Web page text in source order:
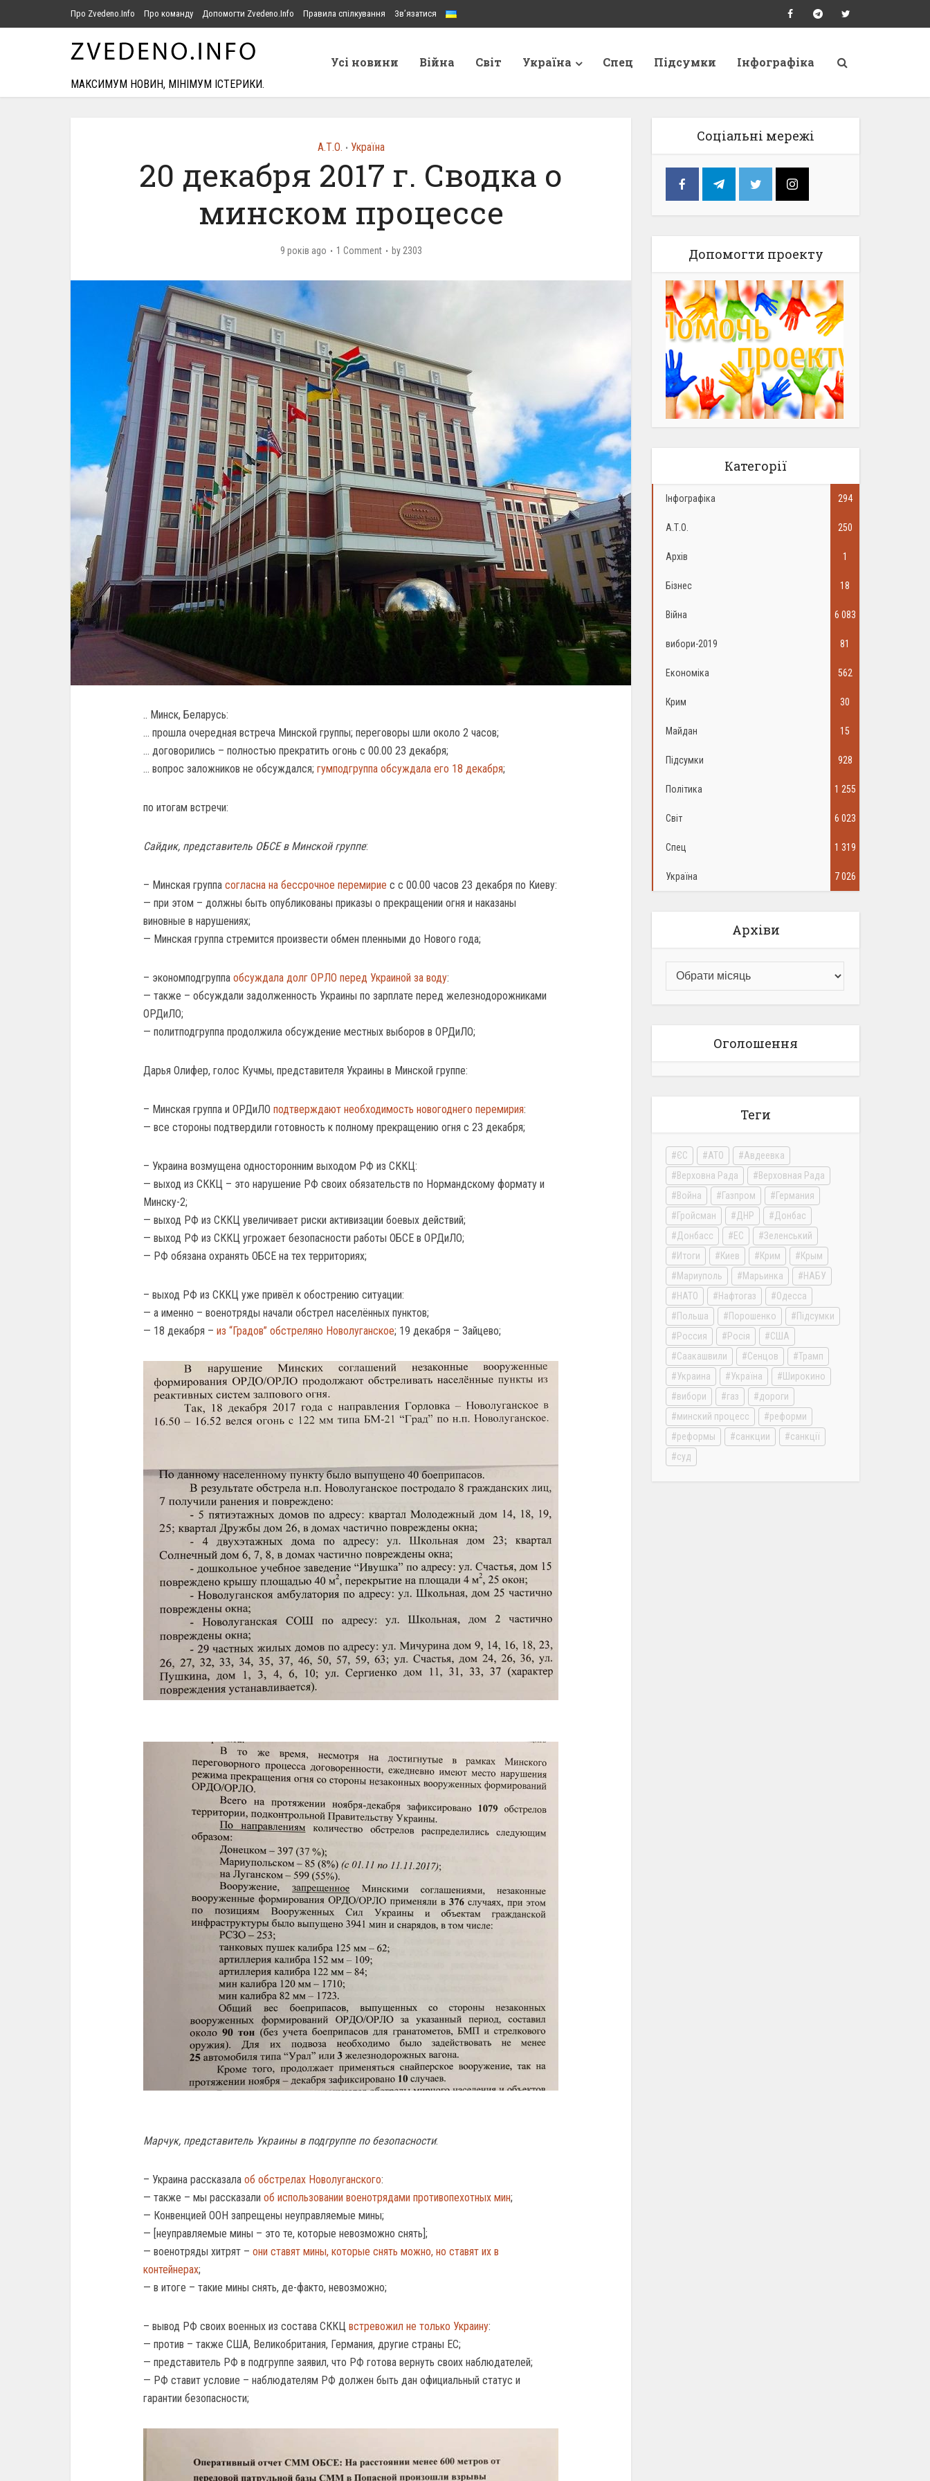
Про Zvedeno.Info Про команду Допомогти Zvedeno.Info Правила спілкування Зв’язатися
МАКСИМУМ НОВИН, МІНІМУМ ІСТЕРИКИ.
Усі новини Війна Світ Україна Спец Підсумки Інфографіка
А.Т.О. • Україна
20 декабря 2017 г. Сводка о
минском процессе
9 років ago 1 Comment by 2303
.. Минск, Беларусь:
… прошла очередная встреча Минской группы; переговоры шли около 2 часов;
… договорились – полностью прекратить огонь с 00.00 23 декабря;
… вопрос заложников не обсуждался; гумподгруппа обсуждала его 18 декабря;
по итогам встречи:
Сайдик, представитель ОБСЕ в Минской группе:
– Минская группа согласна на бессрочное перемирие с с 00.00 часов 23 декабря по Киеву:
— при этом – должны быть опубликованы приказы о прекращении огня и наказаны
виновные в нарушениях;
— Минская группа стремится произвести обмен пленными до Нового года;
– экономподгруппа обсуждала долг ОРЛО перед Украиной за воду:
— также – обсуждали задолженность Украины по зарплате перед железнодорожниками
ОРДиЛО;
— политподгруппа продолжила обсуждение местных выборов в ОРДиЛО;
Дарья Олифер, голос Кучмы, представителя Украины в Минской группе:
– Минская группа и ОРДиЛО подтверждают необходимость новогоднего перемирия:
— все стороны подтвердили готовность к полному прекращению огня с 23 декабря;
– Украина возмущена односторонним выходом РФ из СККЦ:
— выход из СККЦ – это нарушение РФ своих обязательств по Нормандскому формату и
Минску-2;
— выход РФ из СККЦ увеличивает риски активизации боевых действий;
— выход РФ из СККЦ угрожает безопасности работы ОБСЕ в ОРДиЛО;
— РФ обязана охранять ОБСЕ на тех территориях;
– выход РФ из СККЦ уже привёл к обострению ситуации:
— а именно – военотряды начали обстрел населённых пунктов;
— 18 декабря – из “Градов” обстреляно Новолуганское; 19 декабря – Зайцево;
Марчук, представитель Украины в подгруппе по безопасности:
– Украина рассказала об обстрелах Новолуганского:
— также – мы рассказали об использовании военотрядами противопехотных мин;
— Конвенцией ООН запрещены неуправляемые мины;
— [неуправляемые мины – это те, которые невозможно снять];
— военотряды хитрят – они ставят мины, которые снять можно, но ставят их в
контейнерах;
— в итоге – такие мины снять, де-факто, невозможно;
– вывод РФ своих военных из состава СККЦ встревожил не только Украину:
— против – также США, Великобритания, Германия, другие страны ЕС;
— представитель РФ в подгруппе заявил, что РФ готова вернуть своих наблюдателей;
— РФ ставит условие – наблюдателям РФ должен быть дан официальный статус и
гарантии безопасности;
Соціальні мережі
Допомогти проекту
Категорії
Інфографіка 294
А.Т.О. 250
Архів 1
Бізнес 18
Війна 6 083
вибори-2019 81
Економіка 562
Крим 30
Майдан 15
Підсумки 928
Політика 1 255
Світ 6 023
Спец 1 319
Україна 7 026
Архіви
Оголошення
Теги
ЄС АТО
Авдеевка
Верховна Рада
Верховная Рада
Война
Газпром
Германия
Гройсман
ДНР
Донбас
Донбасс
ЕС
Зеленський
Итоги
Киев Крим
Крым
Мариуполь
Марьинка
НАБУ
НАТО
Нафтогаз
Одесса
Польша
Порошенко
Підсумки
Россия
Росія
США
Саакашвили
Сенцов
Трамп
Украина
Україна
Широкино
вибори
газ
дороги
минский процесс
реформи
реформы
санкции
санкції
суд